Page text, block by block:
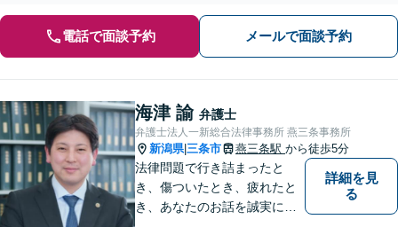
電話で面談予約 メールで面談予約
海津 諭 弁護士
弁護士法人一新総合法律事務所 燕三条事務所
新潟県| 三条市 燕三条駅 から徒歩5分
法律問題で行き詰まったと
き、傷ついたとき、疲れたと
き、あなたのお話を誠実にお
詳細を見
る